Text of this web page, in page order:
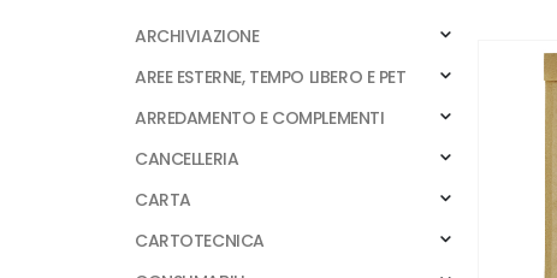
ARCHIVIAZIONE
AREE ESTERNE, TEMPO LIBERO E PET
ARREDAMENTO E COMPLEMENTI
CANCELLERIA
CARTA
CARTOTECNICA